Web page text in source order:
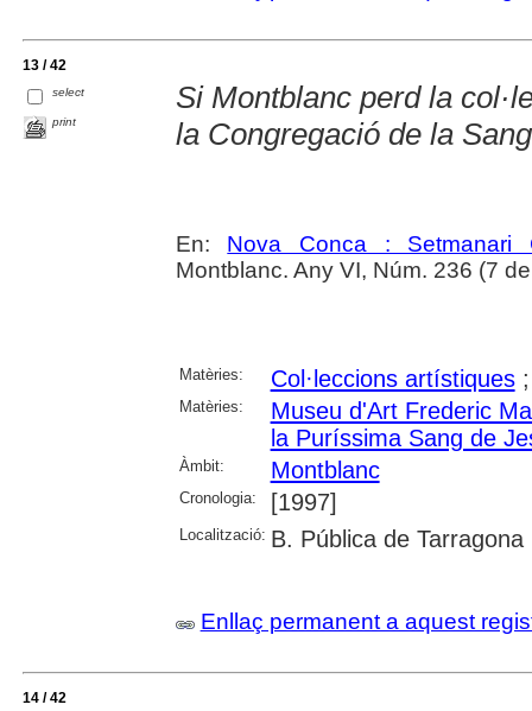
13 / 42
select
print
Si Montblanc perd la
la Congregació de la Sang
En: Nova Conca : Setmanari
Montblanc. Any VI, Núm. 236 (7
Matèries: Col·leccions artístiques
Matèries:
Museu d'Art Frederic
la Puríssima Sang de
Àmbit: Montblanc
Cronologia: [1997]
Localització: B. Pública de Tarragona
Enllaç permanent a aquest
14 / 42